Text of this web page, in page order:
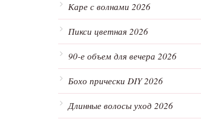
Каре с волнами 2026
Пикси цветная 2026
90-е объем для вечера 2026
Бохо прически DIY 2026
Длинные волосы уход 2026